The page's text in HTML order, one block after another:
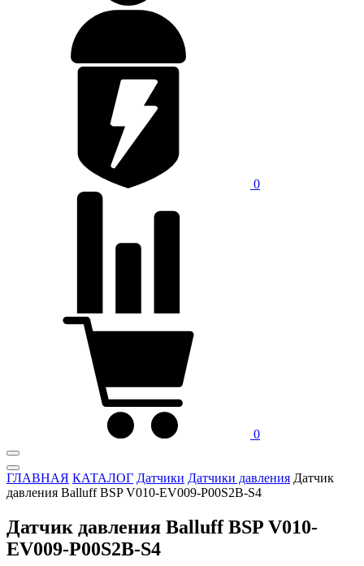
0
0
ГЛАВНАЯ КАТАЛОГ Датчики Датчики давления Датчик
давления Balluff BSP V010-EV009-P00S2B-S4
Датчик давления Balluff BSP V010-
EV009-P00S2B-S4